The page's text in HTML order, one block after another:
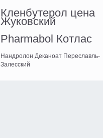
Кленбутерол цена
Жуковский
Pharmabol Котлас
Нандролон Деканоат Переславль-
Залесский